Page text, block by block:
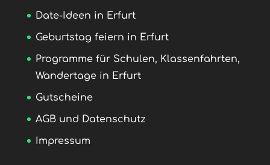
Date-Ideen in Erfurt
Geburtstag feiern in Erfurt
Programme für Schulen, Klassenfahrten,
Wandertage in Erfurt
Gutscheine
AGB und Datenschutz
Impressum